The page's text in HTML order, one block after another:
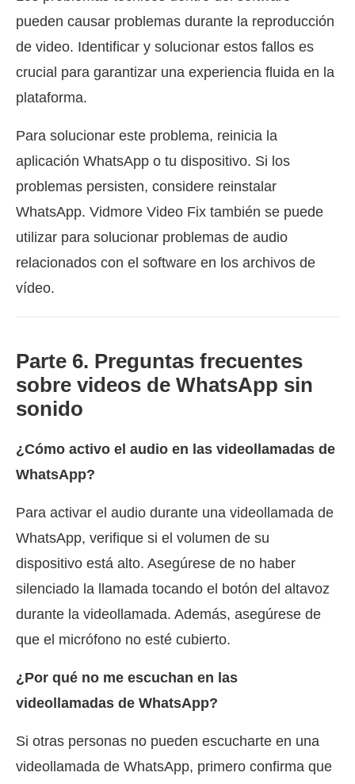
pueden causar problemas durante la reproducción
de video. Identificar y solucionar estos fallos es
crucial para garantizar una experiencia fluida en la
plataforma.
Para solucionar este problema, reinicia la
aplicación WhatsApp o tu dispositivo. Si los
problemas persisten, considere reinstalar
WhatsApp. Vidmore Video Fix también se puede
utilizar para solucionar problemas de audio
relacionados con el software en los archivos de
vídeo.
Parte 6. Preguntas frecuentes
sobre videos de WhatsApp sin
sonido
¿Cómo activo el audio en las videollamadas de
WhatsApp?
Para activar el audio durante una videollamada de
WhatsApp, verifique si el volumen de su
dispositivo está alto. Asegúrese de no haber
silenciado la llamada tocando el botón del altavoz
durante la videollamada. Además, asegúrese de
que el micrófono no esté cubierto.
¿Por qué no me escuchan en las
videollamadas de WhatsApp?
Si otras personas no pueden escucharte en una
videollamada de WhatsApp, primero confirma que